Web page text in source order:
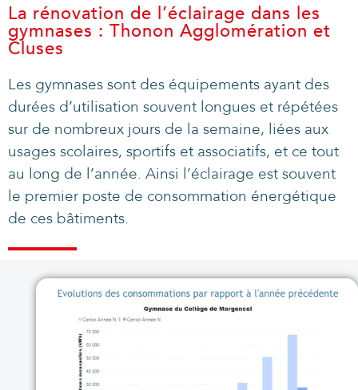
La rénovation de l’éclairage dans les
gymnases : Thonon Agglomération et
Cluses
Les gymnases sont des équipements ayant des
durées d’utilisation souvent longues et répétées
sur de nombreux jours de la semaine, liées aux
usages scolaires, sportifs et associatifs, et ce tout
au long de l’année. Ainsi l’éclairage est souvent
le premier poste de consommation énergétique
de ces bâtiments.